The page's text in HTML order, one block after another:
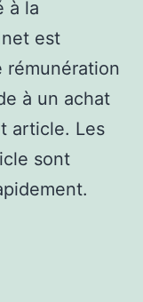
à la
est
rémunération
à un achat
article. Les
sont